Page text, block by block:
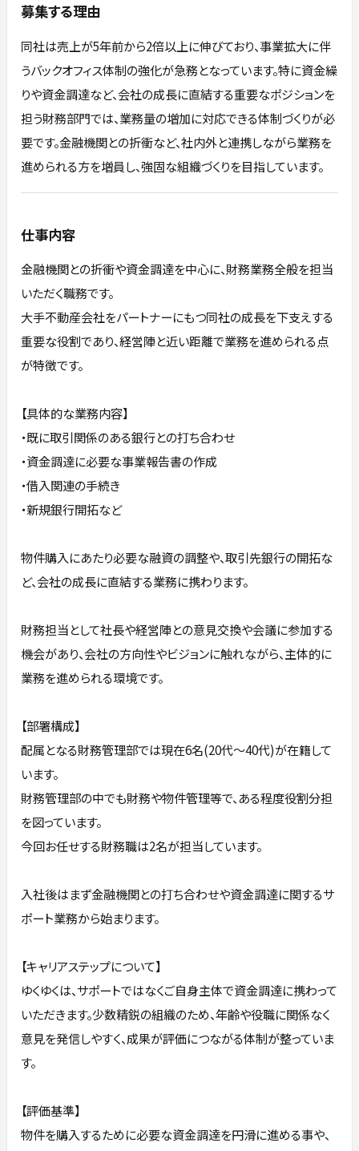
募集する理由
同社は売上が5年前から2倍以上に伸びており、事業拡大に伴
うバックオフィス体制の強化が急務となっています。特に資金繰
りや資金調達など、会社の成長に直結する重要なポジションを
担う財務部門では、業務量の増加に対応できる体制づくりが必
要です。金融機関との折衝など、社内外と連携しながら業務を
進められる方を増員し、強固な組織づくりを目指しています。
仕事内容
金融機関との折衝や資金調達を中心に、財務業務全般を担当
いただく職務です。
大手不動産会社をパートナーにもつ同社の成長を下支えする
重要な役割であり、経営陣と近い距離で業務を進められる点
が特徴です。
【具体的な業務内容】
・既に取引関係のある銀行との打ち合わせ
・資金調達に必要な事業報告書の作成
・借入関連の手続き
・新規銀行開拓など
物件購入にあたり必要な融資の調整や、取引先銀行の開拓な
ど、会社の成長に直結する業務に携わります。
財務担当として社長や経営陣との意見交換や会議に参加する
機会があり、会社の方向性やビジョンに触れながら、主体的に
業務を進められる環境です。
【部署構成】
配属となる財務管理部では現在6名(20代～40代)が在籍して
います。
財務管理部の中でも財務や物件管理等で、ある程度役割分担
を図っています。
今回お任せする財務職は2名が担当しています。
入社後はまず金融機関との打ち合わせや資金調達に関するサ
ポート業務から始まります。
【キャリアステップについて】
ゆくゆくは、サポートではなくご自身主体で資金調達に携わって
いただきます。少数精鋭の組織のため、年齢や役職に関係なく
意見を発信しやすく、成果が評価につながる体制が整っていま
す。
【評価基準】
物件を購入するために必要な資金調達を円滑に進める事や、